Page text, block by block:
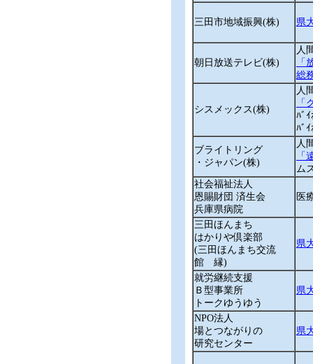
三田市地域振興(株) 県
朝日放送テレビ(株)
人
「
総
シスメックス(株)
人
「
ﾊﾞ
ﾊﾞ
ブライトリング
・ジャパン(株)
人
「
ム
社会福祉法人
恩賜財団 済生会
兵庫県病院
医
三田ほんまち
はかりや倶楽部
(三田ほんまち交流
館 縁)
県
就労継続支援
Ｂ型事業所
トークゆうゆう
県
NPO法人
場とつながりの
研究センター
県